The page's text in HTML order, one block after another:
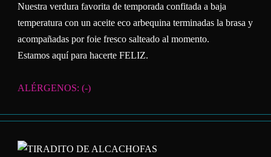
Nuestra verdura favorita de temporada confitada a baja
temperatura con un aceite eco arbequina terminadas la brasa y
acompañadas por foie fresco salteado al momento.
Estamos aquí para hacerte FELIZ.
ALÉRGENOS: (-)